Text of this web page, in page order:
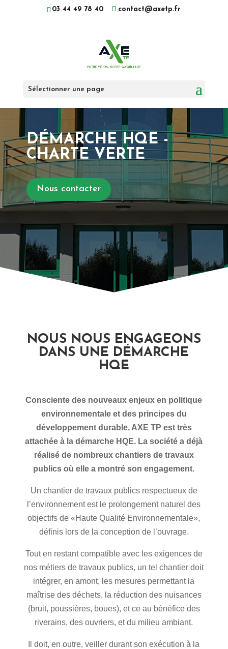
03 44 49 78 40 contact@axetp.fr
Sélectionner une page
DÉMARCHE HQE -
CHARTE VERTE
Nous contacter
NOUS NOUS ENGAGEONS
DANS UNE DÉMARCHE
HQE
Consciente des nouveaux enjeux en politique
environnementale et des principes du
développement durable, AXE TP est très
attachée à la démarche HQE. La société a déjà
réalisé de nombreux chantiers de travaux
publics où elle a montré son engagement.
Un chantier de travaux publics respectueux de
l’environnement est le prolongement naturel des
objectifs de «Haute Qualité Environnementale»,
définis lors de la conception de l’ouvrage.
Tout en restant compatible avec les exigences de
nos métiers de travaux publics, un tel chantier doit
intégrer, en amont, les mesures permettant la
maîtrise des déchets, la réduction des nuisances
(bruit, poussières, boues), et ce au bénéfice des
riverains, des ouvriers, et du milieu ambiant.
Il doit, en outre, veiller durant son exécution à la